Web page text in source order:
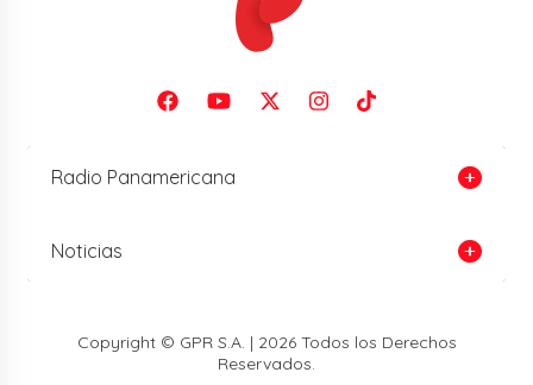
Radio Panamericana
Noticias
Copyright © GPR S.A. | 2026 Todos los Derechos
Reservados.